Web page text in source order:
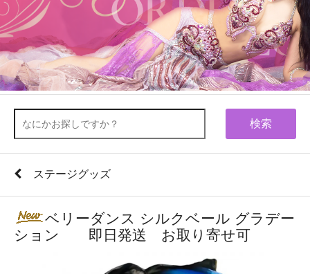
検索
ステージグッズ
ベリーダンス シルクベール グラデー
ション 即日発送 お取り寄せ可